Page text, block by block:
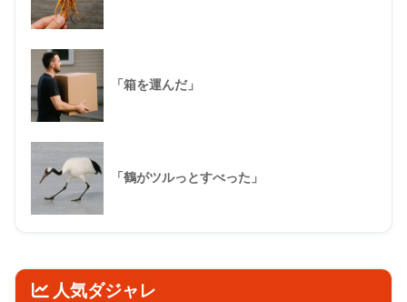
「箱を運んだ」
「鶴がツルっとすべった」
人気ダジャレ